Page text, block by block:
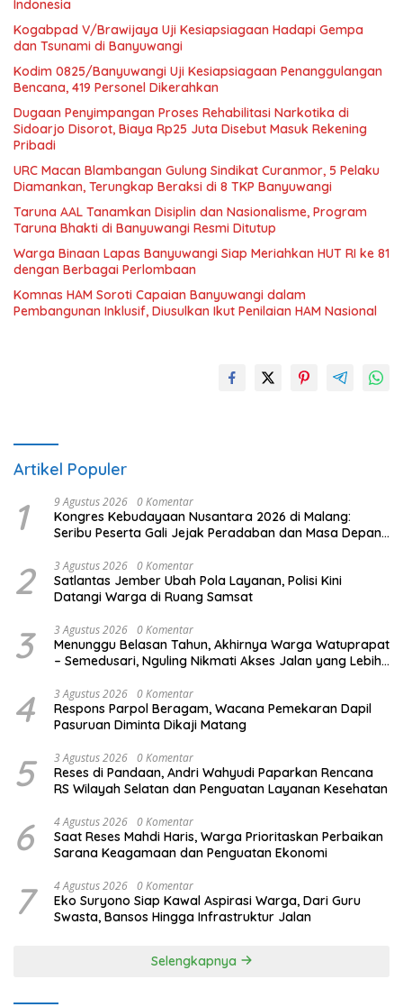
Indonesia
Kogabpad V/Brawijaya Uji Kesiapsiagaan Hadapi Gempa
dan Tsunami di Banyuwangi
Kodim 0825/Banyuwangi Uji Kesiapsiagaan Penanggulangan
Bencana, 419 Personel Dikerahkan
Dugaan Penyimpangan Proses Rehabilitasi Narkotika di
Sidoarjo Disorot, Biaya Rp25 Juta Disebut Masuk Rekening
Pribadi
URC Macan Blambangan Gulung Sindikat Curanmor, 5 Pelaku
Diamankan, Terungkap Beraksi di 8 TKP Banyuwangi
Taruna AAL Tanamkan Disiplin dan Nasionalisme, Program
Taruna Bhakti di Banyuwangi Resmi Ditutup
Warga Binaan Lapas Banyuwangi Siap Meriahkan HUT RI ke 81
dengan Berbagai Perlombaan
Komnas HAM Soroti Capaian Banyuwangi dalam
Pembangunan Inklusif, Diusulkan Ikut Penilaian HAM Nasional
Artikel Populer
1 9 Agustus 2026 0 Komentar
Kongres Kebudayaan Nusantara 2026 di Malang:
Seribu Peserta Gali Jejak Peradaban dan Masa Depan
2 3 Agustus 2026 0 Komentar
Satlantas Jember Ubah Pola Layanan, Polisi Kini
Datangi Warga di Ruang Samsat
3 3 Agustus 2026 0 Komentar
Menunggu Belasan Tahun, Akhirnya Warga Watuprapat
– Semedusari, Nguling Nikmati Akses Jalan yang Lebih
4 3 Agustus 2026 0 Komentar
Respons Parpol Beragam, Wacana Pemekaran Dapil
Pasuruan Diminta Dikaji Matang
5 3 Agustus 2026 0 Komentar
Reses di Pandaan, Andri Wahyudi Paparkan Rencana
RS Wilayah Selatan dan Penguatan Layanan Kesehatan
6 4 Agustus 2026 0 Komentar
Saat Reses Mahdi Haris, Warga Prioritaskan Perbaikan
Sarana Keagamaan dan Penguatan Ekonomi
7 4 Agustus 2026 0 Komentar
Eko Suryono Siap Kawal Aspirasi Warga, Dari Guru
Swasta, Bansos Hingga Infrastruktur Jalan
Selengkapnya